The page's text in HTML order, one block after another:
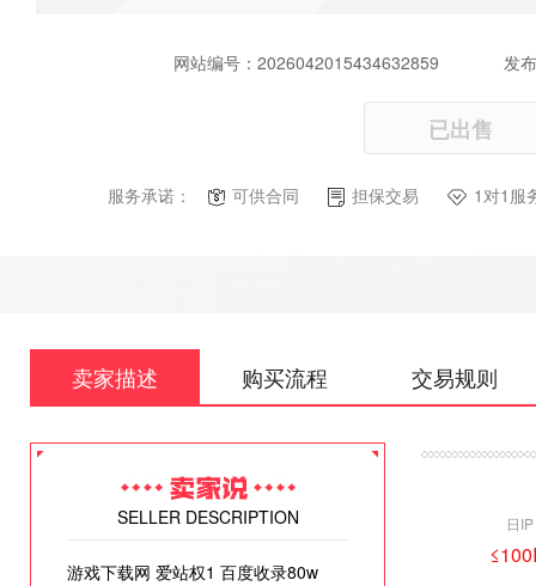
网站编号： 2026042015434632859 发
已出售
服务承诺： 可供合同 担保交易 1对1服
卖家描述 购买流程 交易规则
SELLER DESCRIPTION
游戏下载网 爱站权1 百度收录80w
日IP